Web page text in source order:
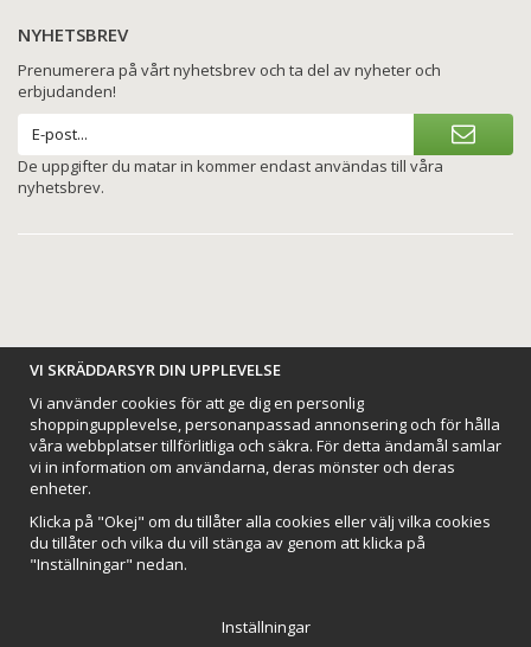
NYHETSBREV
Prenumerera på vårt nyhetsbrev och ta del av nyheter och
erbjudanden!
De uppgifter du matar in kommer endast användas till våra
nyhetsbrev.
BETALNINGSALTERNATIV
VI SKICKAR MED
VI SKRÄDDARSYR DIN UPPLEVELSE
Vi använder cookies för att ge dig en personlig
shoppingupplevelse, personanpassad annonsering och för hålla
våra webbplatser tillförlitliga och säkra. För detta ändamål samlar
vi in information om användarna, deras mönster och deras
enheter.
Klicka på "Okej" om du tillåter alla cookies eller välj vilka cookies
du tillåter och vilka du vill stänga av genom att klicka på
"Inställningar" nedan.
Inställningar